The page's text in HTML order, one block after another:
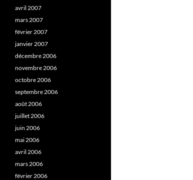
avril 2007
mars 2007
février 2007
janvier 2007
décembre 2006
novembre 2006
octobre 2006
septembre 2006
août 2006
juillet 2006
juin 2006
mai 2006
avril 2006
mars 2006
février 2006